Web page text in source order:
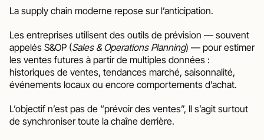
La supply chain moderne repose sur l’anticipation.
Les entreprises utilisent des outils de prévision — souvent
appelés S&OP (Sales & Operations Planning) — pour estimer
les ventes futures à partir de multiples données :
historiques de ventes, tendances marché, saisonnalité,
événements locaux ou encore comportements d’achat.
L’objectif n’est pas de “prévoir des ventes”, Il s’agit surtout
de synchroniser toute la chaîne derrière.